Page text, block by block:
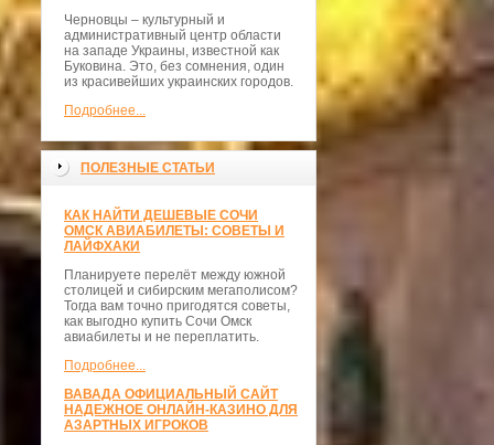
Черновцы – культурный и
административный центр области
на западе Украины, известной как
Буковина. Это, без сомнения, один
из красивейших украинских городов.
Подробнее...
ПОЛЕЗНЫЕ СТАТЬИ
КАК НАЙТИ ДЕШЕВЫЕ СОЧИ
ОМСК АВИАБИЛЕТЫ: СОВЕТЫ И
ЛАЙФХАКИ
Планируете перелёт между южной
столицей и сибирским мегаполисом?
Тогда вам точно пригодятся советы,
как выгодно купить Сочи Омск
авиабилеты и не переплатить.
Подробнее...
ВАВАДА ОФИЦИАЛЬНЫЙ САЙТ
НАДЕЖНОЕ ОНЛАЙН-КАЗИНО ДЛЯ
АЗАРТНЫХ ИГРОКОВ